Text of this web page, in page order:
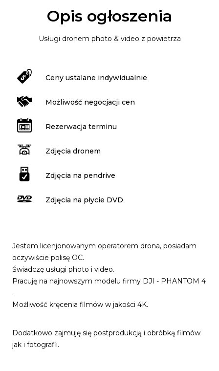
Opis ogłoszenia
Usługi dronem photo & video z powietrza
Ceny ustalane indywidualnie
Możliwość negocjacji cen
Rezerwacja terminu
Zdjęcia dronem
Zdjęcia na pendrive
Zdjęcia na płycie DVD
Jestem licenjonowanym operatorem drona, posiadam
oczywiście polisę OC.
Świadczę usługi photo i video.
Pracuję na najnowszym modelu firmy DJI - PHANTOM 4
.
Możliwość kręcenia filmów w jakości 4K.
Dodatkowo zajmuję się postprodukcją i obróbką filmów
jak i fotografii.